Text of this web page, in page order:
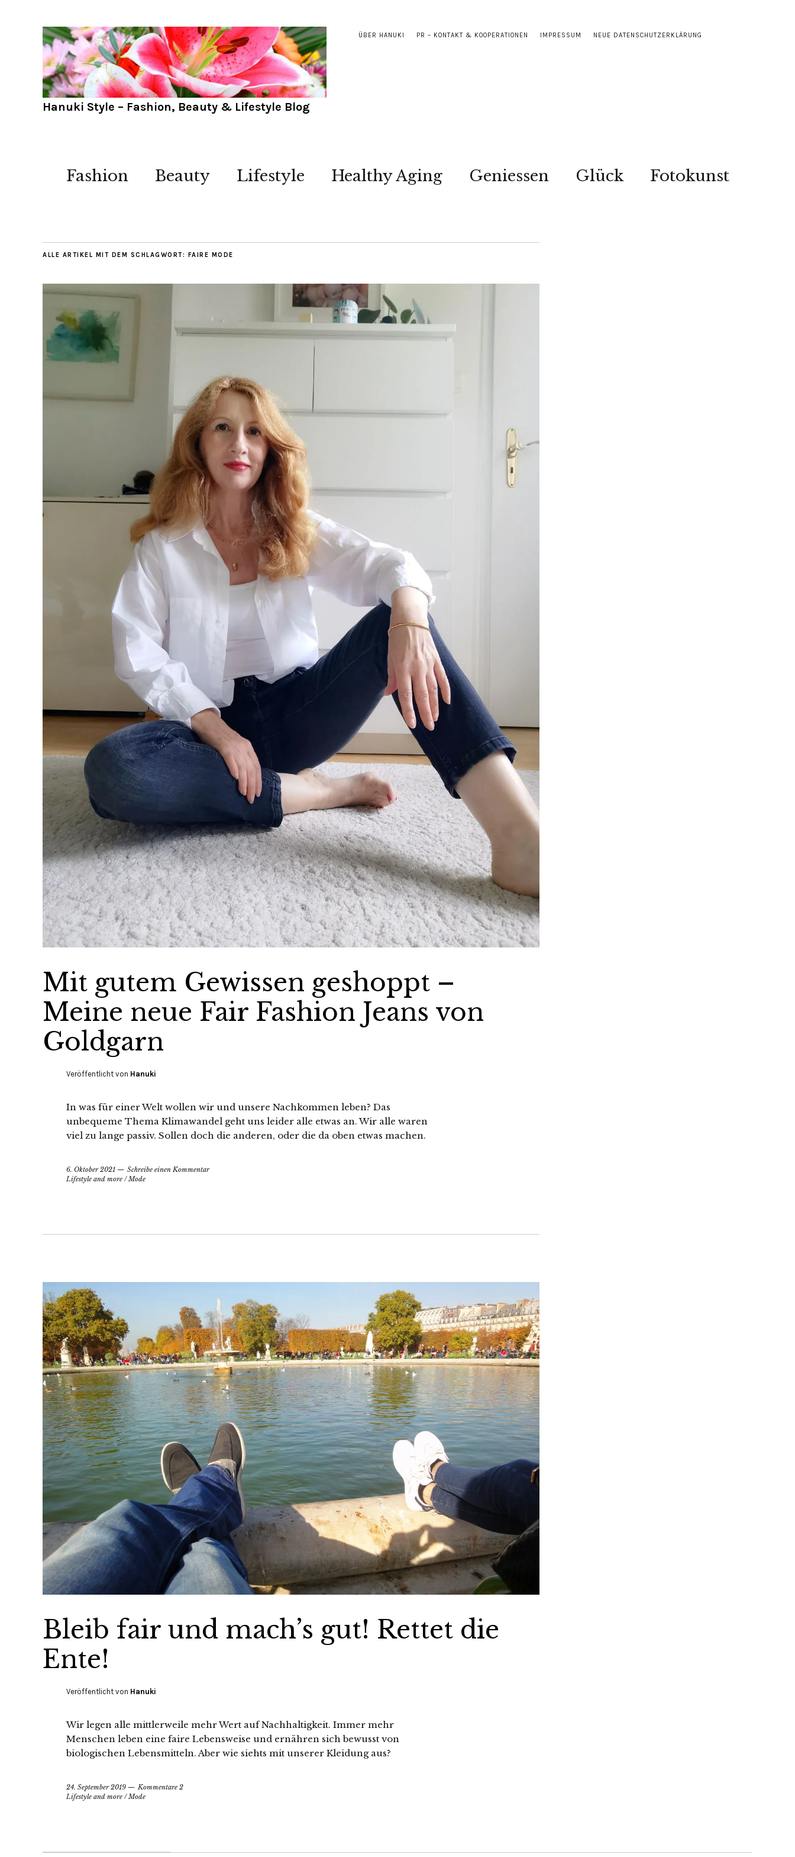
ÜBER HANUKI PR – KONTAKT & KOOPERATIONEN IMPRESSUM NEUE DATENSCHUTZERKLÄRUNG
Hanuki Style – Fashion, Beauty & Lifestyle Blog
Fashion Beauty Lifestyle Healthy Aging Geniessen Glück Fotokunst
ALLE ARTIKEL MIT DEM SCHLAGWORT: FAIRE MODE
Mit gutem Gewissen geshoppt –
Meine neue Fair Fashion Jeans von
Goldgarn
Veröffentlicht von Hanuki
In was für einer Welt wollen wir und unsere Nachkommen leben? Das
unbequeme Thema Klimawandel geht uns leider alle etwas an. Wir alle waren
viel zu lange passiv. Sollen doch die anderen, oder die da oben etwas machen.
6. Oktober 2021
Schreibe einen Kommentar
Lifestyle and more / Mode
Bleib fair und mach’s gut! Rettet die
Ente!
Veröffentlicht von Hanuki
Wir legen alle mittlerweile mehr Wert auf Nachhaltigkeit. Immer mehr
Menschen leben eine faire Lebensweise und ernähren sich bewusst von
biologischen Lebensmitteln. Aber wie siehts mit unserer Kleidung aus?
24. September 2019
Kommentare 2
Lifestyle and more /Mode